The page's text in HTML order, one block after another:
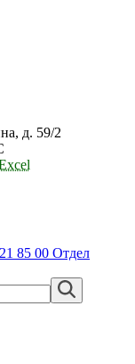
д. 59/2
85 00 Отдел